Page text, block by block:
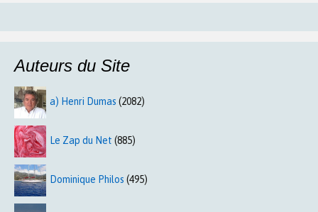
Auteurs du Site
a) Henri Dumas (2082)
Le Zap du Net (885)
Dominique Philos (495)